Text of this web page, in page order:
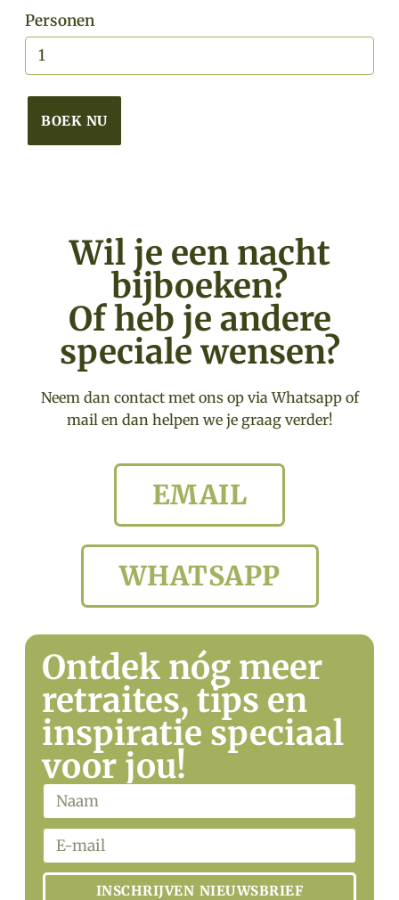
Personen
BOEK NU
Wil je een nacht
bijboeken?
Of heb je andere
speciale wensen?
Neem dan contact met ons op via Whatsapp of
mail en dan helpen we je graag verder!
EMAIL
WHATSAPP
Ontdek nóg meer
retraites, tips en
inspiratie speciaal
voor jou!
INSCHRIJVEN NIEUWSBRIEF